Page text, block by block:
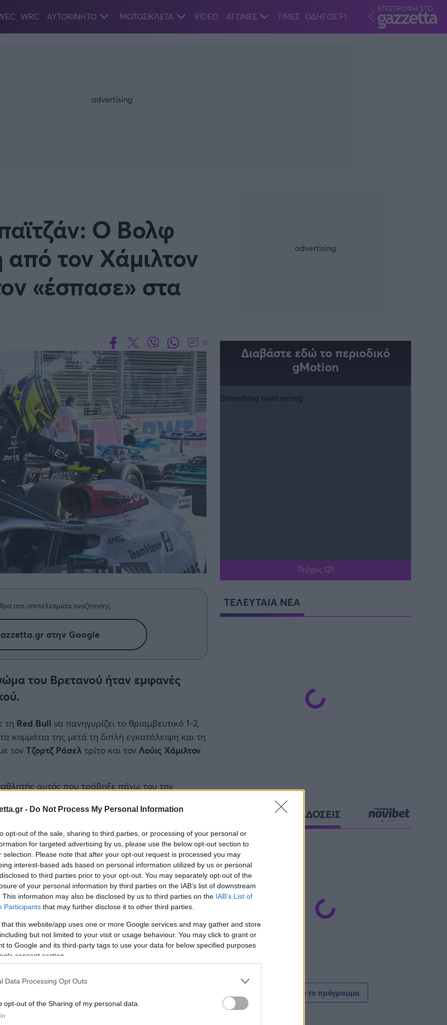
- Do Not Process My Personal Information
opt-out of the sale, sharing to third parties, or processing of your personal or
for targeted advertising by us, please use the below opt-out section to
selection. Please note that after your opt-out request is processed you may
interest-based ads based on personal information utilized by us or personal
to third parties prior to your opt-out. You may separately opt-out of the
of your personal information by third parties on the IAB’s list of downstream
This information may also be disclosed by us to third parties on the IAB’s List of
Participants that may further disclose it to other third parties.
that this website/app uses one or more Google services and may gather and store
but not limited to your visit or usage behaviour. You may click to grant or
to Google and its third-party tags to use your data for below specified purposes
consent section.
Data Processing Opt Outs
opt-out of the Sharing of my personal data.
WRC ΑΥΤΟΚΙΝΗΤΟ ΜΟΤΟΣΙΚΛΕΤΑ VIDEO ΑΓΩΝΕΣ ΤΙΜΕΣ ΟΔΗΓΟΣ F1
ΕΠΙΣΤΡΟΦΗ ΣΤΟ
Ο Βολφ
τον Χάμιλτον
«έσπασε» στα
11
στα αποτελέσματα αναζήτησης.
στην Google
του Βρετανού ήταν εμφανές
τη Red Bull να πανηγυρίζει το θριαμβευτικό 1-2,
κομμάτια της μετά τη διπλή εγκατάλειψη και τη
τον Τζορτζ Ράσελ τρίτο και τον Λούις Χάμιλτον
αυτός που τράβηξε πάνω του την
Άγγλος δυσκολεύτηκε πολύ να βγει από τη
στο προστατευτικό halo, κρατώντας την
κάθε άλλη ομάδα από το φαινόμενο του
Διαβάστε εδώ το περιοδικό
gMotion
Τεύχος 121
ΤΕΛΕΥΤΑΙΑ ΝΕΑ
ΑΘΛΗΤΙΚΕΣ ΜΕΤΑΔΟΣΕΙΣ
Δείτε όλο το πρόγραμμα